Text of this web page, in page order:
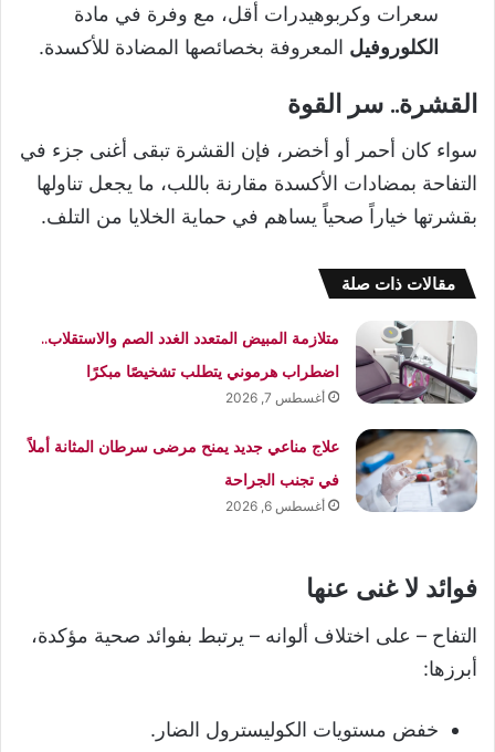
سعرات وكربوهيدرات أقل، مع وفرة في مادة
الكلوروفيل المعروفة بخصائصها المضادة للأكسدة.
القشرة.. سر القوة
سواء كان أحمر أو أخضر، فإن القشرة تبقى أغنى جزء في
التفاحة بمضادات الأكسدة مقارنة باللب، ما يجعل تناولها
بقشرتها خياراً صحياً يساهم في حماية الخلايا من التلف.
مقالات ذات صلة
متلازمة المبيض المتعدد الغدد الصم والاستقلاب..
اضطراب هرموني يتطلب تشخيصًا مبكرًا
أغسطس 7, 2026
علاج مناعي جديد يمنح مرضى سرطان المثانة أملاً
في تجنب الجراحة
أغسطس 6, 2026
فوائد لا غنى عنها
التفاح – على اختلاف ألوانه – يرتبط بفوائد صحية مؤكدة،
أبرزها:
خفض مستويات الكوليسترول الضار.